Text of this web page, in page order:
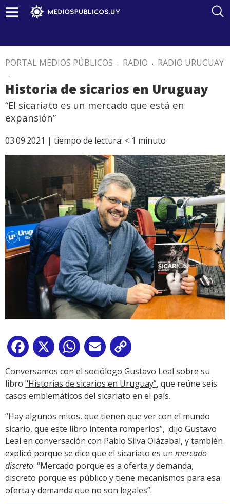
PORTAL MEDIOS PÚBLICOS . RADIO . RADIO URUGUAY
.
Historia de sicarios en Uruguay
“El sicariato es un mercado que está en
expansión”
03.09.2021 | tiempo de lectura: < 1 minuto
Facebook
X WhatsApp
Email
Link
Conversamos con el sociólogo Gustavo Leal sobre su
libro "Historias de sicarios en Uruguay”, que reúne seis
casos emblemáticos del sicariato en el país.
“Hay algunos mitos, que tienen que ver con el mundo
sicario, que este libro intenta romperlos”, dijo Gustavo
Leal en conversación con Pablo Silva Olázabal, y también
explicó porque se dice que el sicariato es un mercado
discreto: “Mercado porque es a oferta y demanda,
discreto porque es público y tiene mecanismos para esa
oferta y demanda que no son legales”.